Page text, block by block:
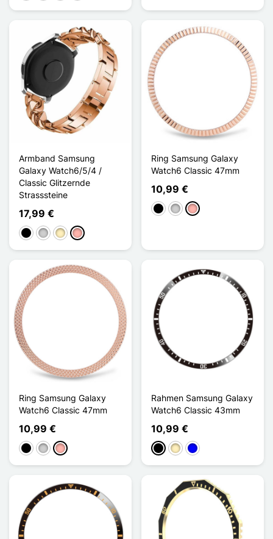
Armband Samsung
Galaxy Watch6/5/4 /
Classic Glitzernde
Strasssteine
17,99 €
Schwarz
SilberGoldenRoségold
Ring Samsung Galaxy
Watch6 Classic 47mm
10,99 €
Schwarz
SilberRoségold
Ring Samsung Galaxy
Watch6 Classic 47mm
10,99 €
Schwarz
SilberRoségold
Rahmen Samsung Galaxy
Watch6 Classic 43mm
10,99 €
Schwarz
Golden
Blau